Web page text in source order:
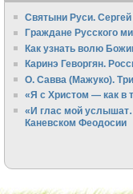
Святыни Руси.
Граждане Русского
Как узнать волю
Каринэ Геворгян.
О. Савва (Мажуко).
«Я с Христом — как в
«И глас мой
Каневском Феодосии